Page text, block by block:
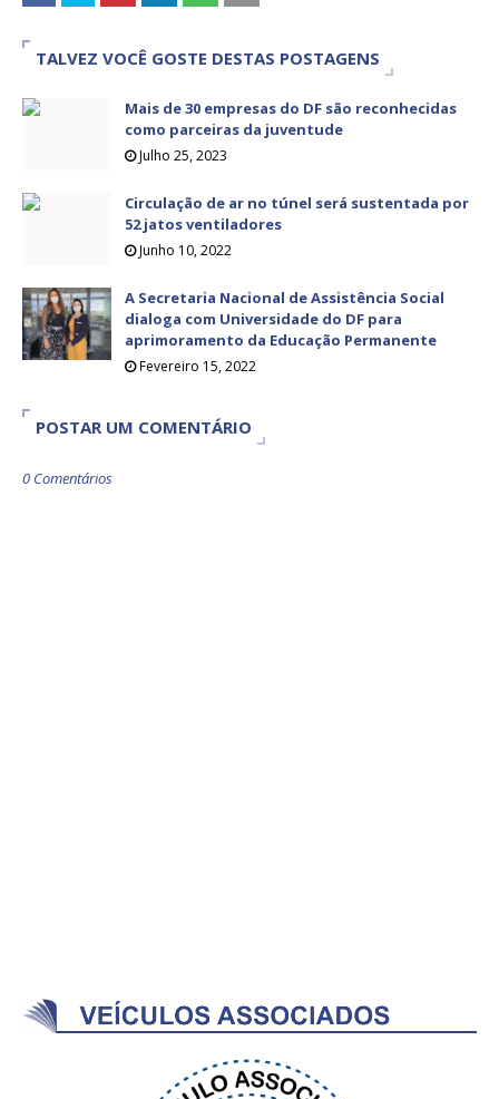
TALVEZ VOCÊ GOSTE DESTAS POSTAGENS
Mais de 30 empresas do DF são reconhecidas
como parceiras da juventude
Julho 25, 2023
Circulação de ar no túnel será sustentada por
52 jatos ventiladores
Junho 10, 2022
A Secretaria Nacional de Assistência Social
dialoga com Universidade do DF para
aprimoramento da Educação Permanente
Fevereiro 15, 2022
POSTAR UM COMENTÁRIO
0 Comentários